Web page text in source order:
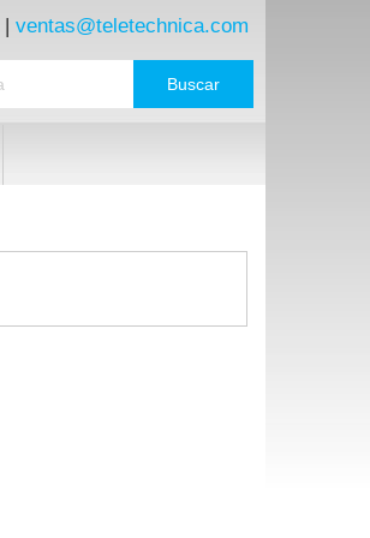
| ventas@teletechnica.com